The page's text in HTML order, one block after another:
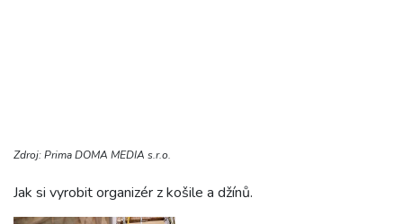
Zdroj: Prima DOMA MEDIA s.r.o.
Jak si vyrobit organizér z košile a džínů.